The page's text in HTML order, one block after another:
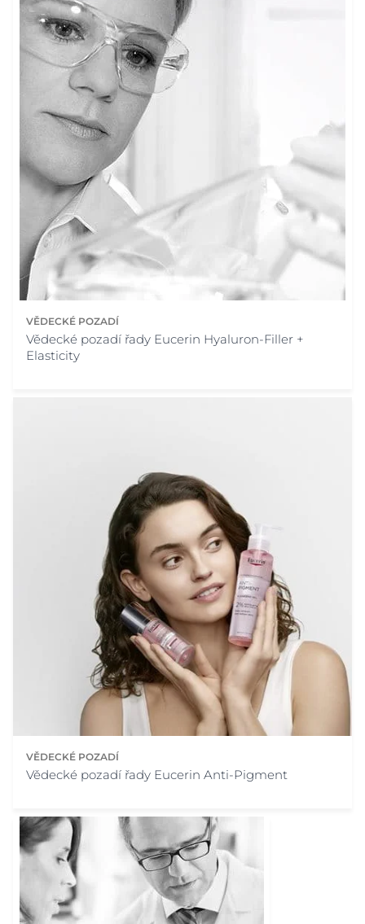
VĚDECKÉ POZADÍ
Vědecké pozadí řady Eucerin Hyaluron-Filler +
Elasticity
VĚDECKÉ POZADÍ
Vědecké pozadí řady Eucerin Anti-Pigment